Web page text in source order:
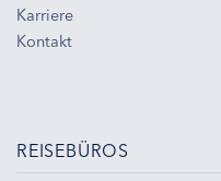
Karriere
Kontakt
REISEBÜROS